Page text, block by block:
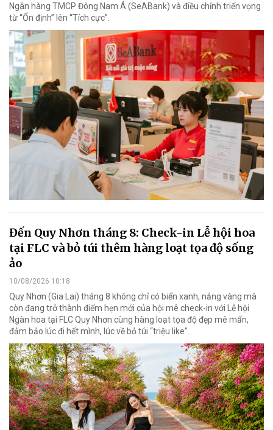
Ngân hàng TMCP Đông Nam Á (SeABank) và điều chỉnh triển vọng
từ “Ổn định” lên “Tích cực”.
Đến Quy Nhơn tháng 8: Check-in Lễ hội hoa
tại FLC và bỏ túi thêm hàng loạt tọa độ sống
ảo
10/08/2026 10:18
Quy Nhơn (Gia Lai) tháng 8 không chỉ có biển xanh, nắng vàng mà
còn đang trở thành điểm hẹn mới của hội mê check-in với Lễ hội
Ngàn hoa tại FLC Quy Nhơn cùng hàng loạt tọa độ đẹp mê mẩn,
đảm bảo lúc đi hết mình, lúc về bỏ túi “triệu like”.